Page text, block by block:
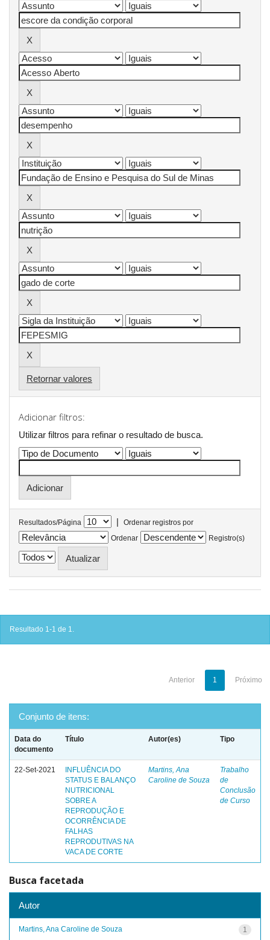
Retornar valores
Adicionar filtros:
Utilizar filtros para refinar o resultado de busca.
Resultados/Página |
Ordenar registros por
Ordenar
Registro(s)
Resultado 1-1 de 1.
Anterior 1 Próximo
Conjunto de itens:
Data do
documento
Título Autor(es) Tipo
22-Set-2021
INFLUÊNCIA DO
STATUS E BALANÇO
NUTRICIONAL
SOBRE A
REPRODUÇÃO E
OCORRÊNCIA DE
FALHAS
REPRODUTIVAS NA
VACA DE CORTE
Martins, Ana
Caroline de Souza
Trabalho
de
Conclusão
de Curso
Busca facetada
Autor
1
Martins, Ana Caroline de Souza